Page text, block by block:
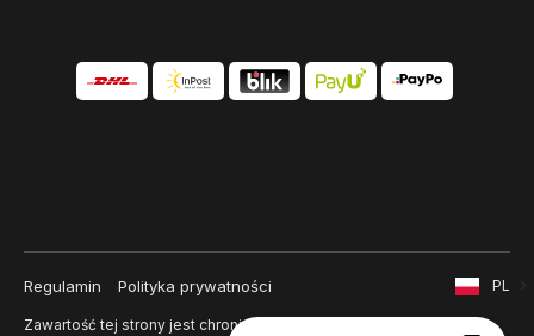
Regulamin Polityka prywatności
Zawartość tej strony jest chroniona prawem autorskim i
PL